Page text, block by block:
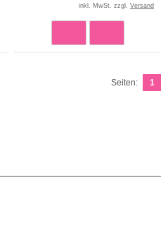
inkl. MwSt. zzgl. Versand
Seiten: 1